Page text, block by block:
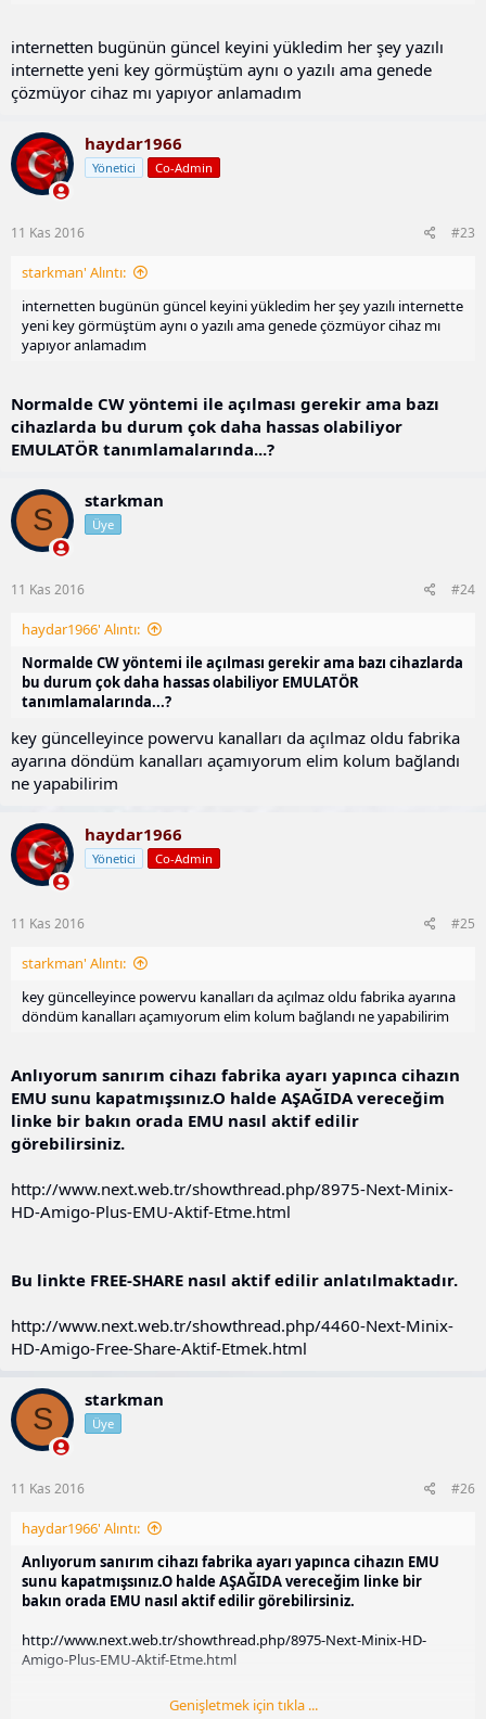
internetten bugünün güncel keyini yükledim her şey yazılı
internette yeni key görmüştüm aynı o yazılı ama genede
çözmüyor cihaz mı yapıyor anlamadım
haydar1966
Yönetici Co-Admin
11 Kas 2016 #23
starkman' Alıntı:
internetten bugünün güncel keyini yükledim her şey yazılı internette
yeni key görmüştüm aynı o yazılı ama genede çözmüyor cihaz mı
yapıyor anlamadım
Normalde CW yöntemi ile açılması gerekir ama bazı
cihazlarda bu durum çok daha hassas olabiliyor
EMULATÖR tanımlamalarında...?
S
starkman
Üye
11 Kas 2016 #24
haydar1966' Alıntı:
Normalde CW yöntemi ile açılması gerekir ama bazı cihazlarda
bu durum çok daha hassas olabiliyor EMULATÖR
tanımlamalarında...?
key güncelleyince powervu kanalları da açılmaz oldu fabrika
ayarına döndüm kanalları açamıyorum elim kolum bağlandı
ne yapabilirim
haydar1966
Yönetici Co-Admin
11 Kas 2016 #25
starkman' Alıntı:
key güncelleyince powervu kanalları da açılmaz oldu fabrika ayarına
döndüm kanalları açamıyorum elim kolum bağlandı ne yapabilirim
Anlıyorum sanırım cihazı fabrika ayarı yapınca cihazın
EMU sunu kapatmışsınız.O halde AŞAĞIDA vereceğim
linke bir bakın orada EMU nasıl aktif edilir
görebilirsiniz.
http://www.next.web.tr/showthread.php/8975-Next-Minix-
HD-Amigo-Plus-EMU-Aktif-Etme.html
Bu linkte FREE-SHARE nasıl aktif edilir anlatılmaktadır.
http://www.next.web.tr/showthread.php/4460-Next-Minix-
HD-Amigo-Free-Share-Aktif-Etmek.html
S
starkman
Üye
11 Kas 2016 #26
haydar1966' Alıntı:
Anlıyorum sanırım cihazı fabrika ayarı yapınca cihazın EMU
sunu kapatmışsınız.O halde AŞAĞIDA vereceğim linke bir
bakın orada EMU nasıl aktif edilir görebilirsiniz.
http://www.next.web.tr/showthread.php/8975-Next-Minix-HD-
Amigo-Plus-EMU-Aktif-Etme.html
Genişletmek için tıkla ...